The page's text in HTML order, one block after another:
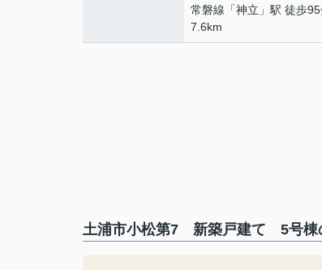
常磐線 「神立 」駅 徒歩
7.6km
土浦市小松第7 新築戸建て 5号棟